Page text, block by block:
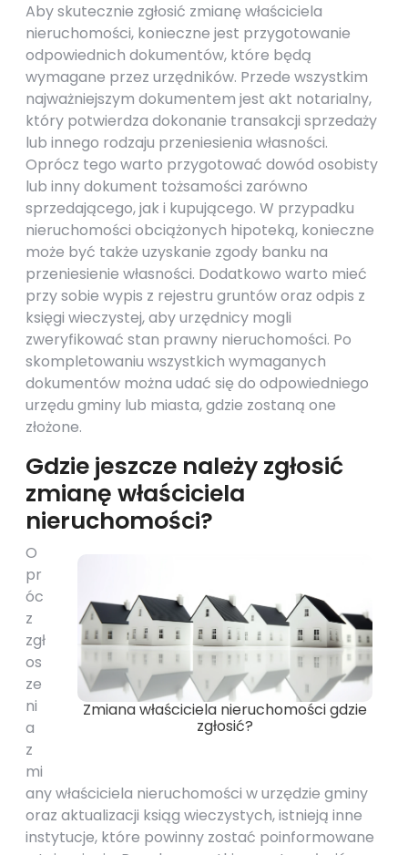
Aby skutecznie zgłosić zmianę właściciela
nieruchomości, konieczne jest przygotowanie
odpowiednich dokumentów, które będą
wymagane przez urzędników. Przede wszystkim
najważniejszym dokumentem jest akt notarialny,
który potwierdza dokonanie transakcji sprzedaży
lub innego rodzaju przeniesienia własności.
Oprócz tego warto przygotować dowód osobisty
lub inny dokument tożsamości zarówno
sprzedającego, jak i kupującego. W przypadku
nieruchomości obciążonych hipoteką, konieczne
może być także uzyskanie zgody banku na
przeniesienie własności. Dodatkowo warto mieć
przy sobie wypis z rejestru gruntów oraz odpis z
księgi wieczystej, aby urzędnicy mogli
zweryfikować stan prawny nieruchomości. Po
skompletowaniu wszystkich wymaganych
dokumentów można udać się do odpowiedniego
urzędu gminy lub miasta, gdzie zostaną one
złożone.
Gdzie jeszcze należy zgłosić
zmianę właściciela
nieruchomości?
Zmiana właściciela nieruchomości gdzie
zgłosić?
O
pr
óc
z
zgł
os
ze
ni
a
z
mi
any właściciela nieruchomości w urzędzie gminy
oraz aktualizacji ksiąg wieczystych, istnieją inne
instytucje, które powinny zostać poinformowane